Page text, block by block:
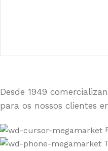
Desde 1949
para os nossos clientes